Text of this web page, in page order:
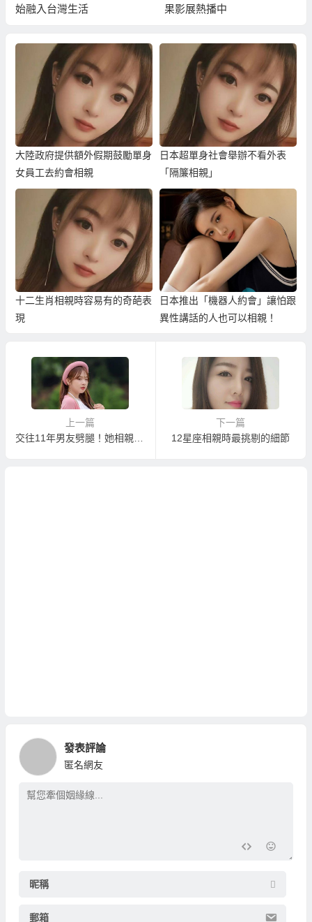
始融入台灣生活
果影展熱播中
大陸政府提供額外假期鼓勵單身
女員工去約會相親
日本超單身社會舉辦不看外表
「隔簾相親」
十二生肖相親時容易有的奇葩表
現
日本推出「機器人約會」讓怕跟
異性講話的人也可以相親！
上一篇
下一篇
12星座相親時最挑剔的細節
發表評論
匿名網友
昵稱
郵箱